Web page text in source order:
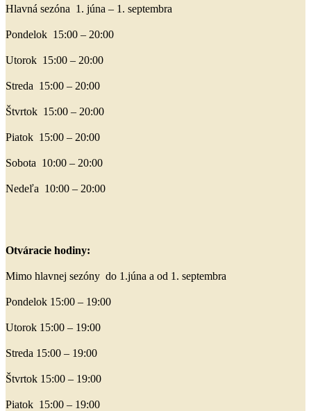
Hlavná sezóna 1. júna – 1. septembra
Pondelok 15:00 – 20:00
Utorok 15:00 – 20:00
Streda 15:00 – 20:00
Štvrtok 15:00 – 20:00
Piatok 15:00 – 20:00
Sobota 10:00 – 20:00
Nedeľa 10:00 – 20:00
Otváracie hodiny:
Mimo hlavnej sezóny do 1.júna a od 1. septembra
Pondelok 15:00 – 19:00
Utorok 15:00 – 19:00
Streda 15:00 – 19:00
Štvrtok 15:00 – 19:00
Piatok 15:00 – 19:00